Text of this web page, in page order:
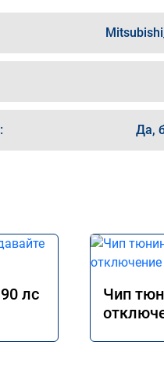
везу X7 на чип, Там по
Да,
лс
Чип